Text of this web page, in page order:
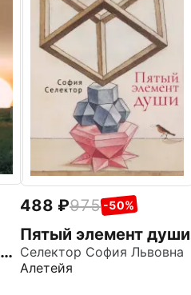
488 975 -50%
Пятый элемент души
Селектор София Львовна
Алетейя